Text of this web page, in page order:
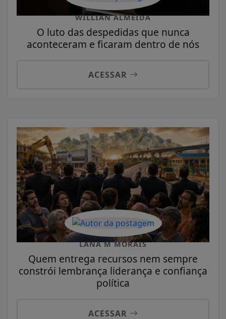
WILLIAN ALMEIDA
O luto das despedidas que nunca
aconteceram e ficaram dentro de nós
ACESSAR
LANA M MORAIS
Quem entrega recursos nem sempre
constrói lembrança liderança e confiança
política
ACESSAR